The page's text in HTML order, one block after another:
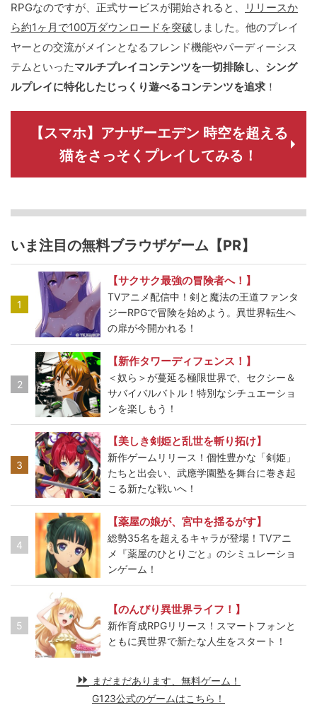
RPGなのですが、正式サービスが開始されると、
リリースか
ら約1ヶ月で100万ダウンロードを突破 しました。他のプレイ
ヤーとの交流がメインとなるフレンド機能やパーディーシス
テムといったマルチプレイコンテンツを一切排除し、シング
ルプレイに特化したじっくり遊べるコンテンツを追求 ！
【スマホ】アナザーエデン 時空を超える
猫をさっそくプレイしてみる！
いま注目の無料ブラウザゲーム【PR】
1
【サクサク最強の冒険者へ！】
TVアニメ配信中！剣と魔法の王道ファンタ
ジーRPGで冒険を始めよう。異世界転生へ
の扉が今開かれる！
2
【新作タワーディフェンス！】
＜奴ら＞が蔓延る極限世界で、セクシー＆
サバイバルバトル！特別なシチュエーショ
ンを楽しもう！
3
【美しき剣姫と乱世を斬り拓け】
新作ゲームリリース！個性豊かな「剣姫」
たちと出会い、武應学園塾を舞台に巻き起
こる新たな戦いへ！
4
【薬屋の娘が、宮中を揺るがす】
総勢35名を超えるキャラが登場！TVアニ
メ『薬屋のひとりごと』のシミュレーショ
ンゲーム！
5
【のんびり異世界ライフ！】
新作育成RPGリリース！スマートフォンと
ともに異世界で新たな人生をスタート！
まだまだあります、無料ゲーム！
G123公式のゲームはこちら！